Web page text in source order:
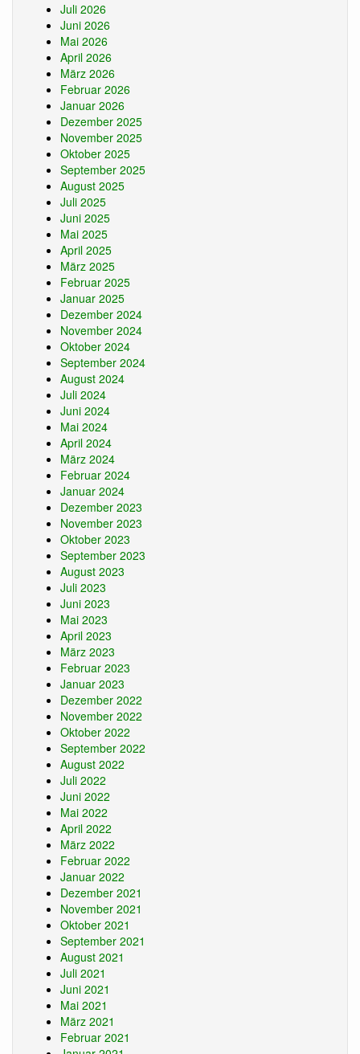
Juli 2026
Juni 2026
Mai 2026
April 2026
März 2026
Februar 2026
Januar 2026
Dezember 2025
November 2025
Oktober 2025
September 2025
August 2025
Juli 2025
Juni 2025
Mai 2025
April 2025
März 2025
Februar 2025
Januar 2025
Dezember 2024
November 2024
Oktober 2024
September 2024
August 2024
Juli 2024
Juni 2024
Mai 2024
April 2024
März 2024
Februar 2024
Januar 2024
Dezember 2023
November 2023
Oktober 2023
September 2023
August 2023
Juli 2023
Juni 2023
Mai 2023
April 2023
März 2023
Februar 2023
Januar 2023
Dezember 2022
November 2022
Oktober 2022
September 2022
August 2022
Juli 2022
Juni 2022
Mai 2022
April 2022
März 2022
Februar 2022
Januar 2022
Dezember 2021
November 2021
Oktober 2021
September 2021
August 2021
Juli 2021
Juni 2021
Mai 2021
März 2021
Februar 2021